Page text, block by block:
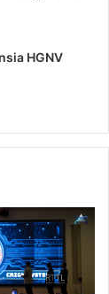
HGNV